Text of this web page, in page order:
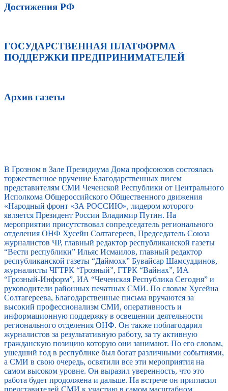
Достижения РФ
ГОСУДАРСТВЕННАЯ ПЛАТФОРМА
ПОДДЕРЖКИ ПРЕДПРИНИМАТЕЛЕЙ
Архив газеты
В Грозном в Зале Президиума Дома профсоюзов состоялась
торжественное вручение Благодарственных писем
представителям СМИ Чеченской Республики от Центрального
Исполкома Общероссийского Общественного движения
«Народный фронт «ЗА РОССИЮ», лидером которого
является Президент России Владимир Путин. На
мероприятии присутствовал сопредседатель регионального
отделения ОНФ Хусейн Солтагереев, Председатель Союза
журналистов ЧР, главный редактор республиканской газеты
“Вести республики” Ильяс Исмаилов, главный редактор
республиканской газеты “Даймохк” Бувайсар Шамсуддинов,
журналисты ЧГТРК “Грозный”, ГТРК “Вайнах”, ИА
“Грозный-Информ”, ИА “Чеченская Республика Сегодня” и
руководители районных печатных СМИ. По словам Хусейна
Солтагереева, Благодарственные письма вручаются за
высокий профессионализм СМИ, оперативность и
информационную поддержку в освещении деятельности
регионального отделения ОНФ. Он также поблагодарил
журналистов за результативную работу, за ту активную
гражданскую позицию которую они занимают. По его словам,
ушедший год в республике был богат различными событиями,
а СМИ в свою очередь, освятили все эти мероприятия на
самом высоком уровне. Он выразил уверенность, что это
работа будет продолжена и дальше. На встрече он пригласил